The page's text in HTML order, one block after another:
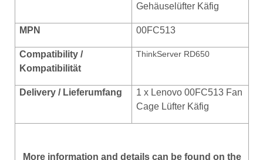
Gehäuselüfter Käfig
MPN 00FC513
Compatibility /
Kompatibilität
ThinkServer RD650
Delivery / Lieferumfang
1 x Lenovo 00FC513 Fan
Cage Lüfter Käfig
More information and details can be found on the